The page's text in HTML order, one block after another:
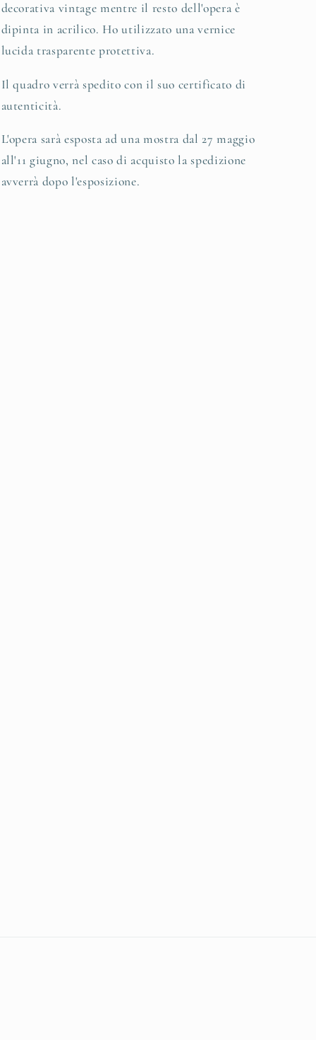
decorativa vintage mentre il resto dell'opera è
dipinta in acrilico. Ho utilizzato una vernice
lucida trasparente protettiva.
Il quadro verrà spedito con il suo certificato di
autenticità.
L'opera sarà esposta ad una mostra dal 27 maggio
all'11 giugno, nel caso di acquisto la spedizione
avverrà dopo l'esposizione.